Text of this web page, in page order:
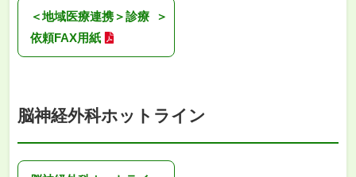
＜地域医療連携＞診療
依頼FAX用紙
脳神経外科ホットライン